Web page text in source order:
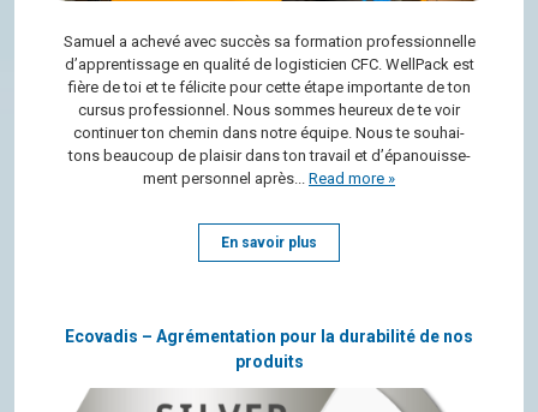
Samuel a achevé avec suc­cès sa for­ma­tion pro­fes­sion­nelle
d’ap­pren­tis­sage en qua­lité de logis­ti­cien CFC. Well­Pack est
fière de toi et te féli­cite pour cette étape impor­tante de ton
cur­sus pro­fes­sion­nel. Nous sommes heu­reux de te voir
conti­nuer ton che­min dans notre équipe. Nous te sou­hai­
tons beau­coup de plai­sir dans ton tra­vail et d’épa­nouis­se­
ment per­son­nel après... Read more »
En savoir plus
Ecovadis – Agrémentation pour la durabilité de nos
produits